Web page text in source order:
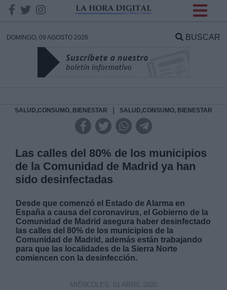
DOMINGO, 09 AGOSTO 2026 BUSCAR
SALUD,CONSUMO, BIENESTAR SALUD,CONSUMO, BIENESTAR
Las calles del 80% de los municipios
de la Comunidad de Madrid ya han
sido desinfectadas
Desde que comenzó el Estado de Alarma en
España a causa del coronavirus, el Gobierno de la
Comunidad de Madrid asegura haber desinfectado
las calles del 80% de los municipios de la
Comunidad de Madrid, además están trabajando
para que las localidades de la Sierra Norte
comiencen con la desinfección.
MIÉRCOLES, 01 ABRIL 2020
DATOS
Responsable:
Legitimación:
Destinatarios: